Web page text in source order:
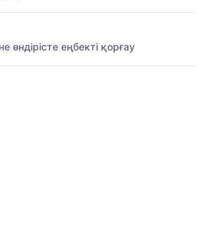
өндірісте еңбекті қорғау